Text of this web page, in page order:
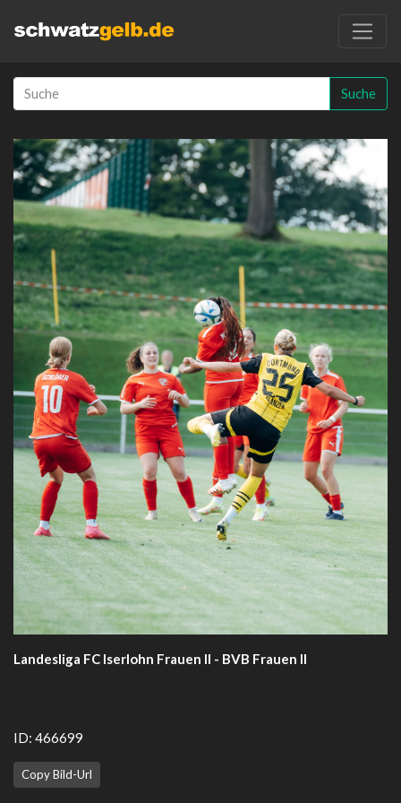
Suche
Landesliga FC Iserlohn Frauen II - BVB Frauen II
ID: 466699
Copy Bild-Url